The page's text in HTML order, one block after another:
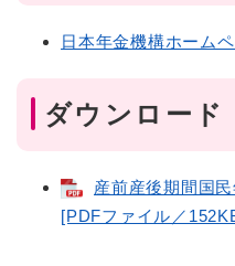
日本年金機構ホーム
ダウンロード
産前産後期間国
[PDFファイル／